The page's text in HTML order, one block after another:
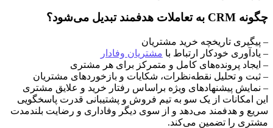
چگونه CRM به تعاملات هدفمند تبدیل می‌شود؟
– پیگیری تاریخچه خرید مشتریان
– یادآوری خودکار ارتباط با مشتریان وفادار
– ایجاد پرونده‌های کامل و متمرکز برای هر مشتری
– ثبت و تحلیل نقطه‌نظرات، شکایات و بازخوردهای مشتریان
– نمایش پیشنهادهای ویژه براساس رفتار خرید و علایق مشتری
این امکانات از یک سو به تیم فروش و پشتیبانی قدرت پاسخگویی
سریع و هدفمند می‌دهد و از سوی دیگر وفاداری و رضایت بلندمدت
مشتری را تضمین می‌کند.